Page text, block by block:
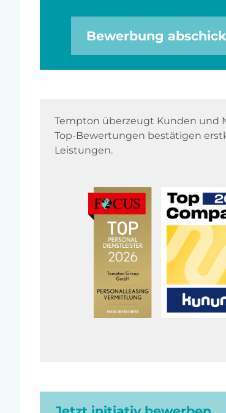
Bewerbung
Tempton überzeugt Kunden und
Top-Bewertungen bestätigen
Leistungen.